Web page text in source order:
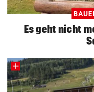
Es geht nicht